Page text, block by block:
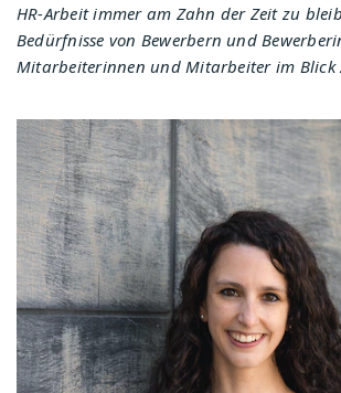
HR-Arbeit immer am Zahn der Zeit zu
Bedürfnisse von Bewerbern und
Mitarbeiterinnen und Mitarbeiter im Blick